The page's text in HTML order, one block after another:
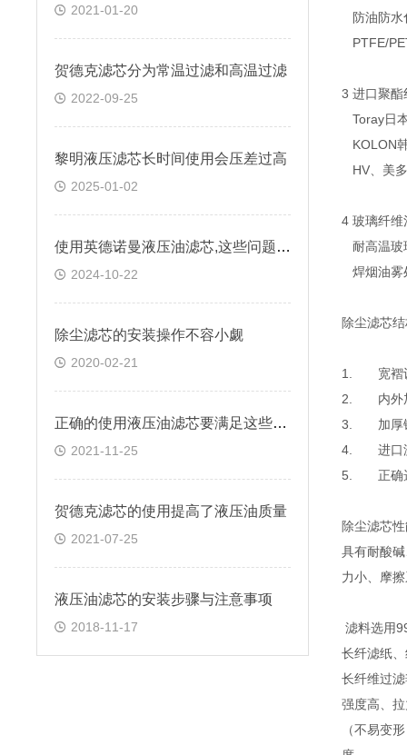
2021-01-20
贺德克滤芯分为常温过滤和高温过滤
2022-09-25
黎明液压滤芯长时间使用会压差过高
2025-01-02
使用英德诺曼液压油滤芯,这些问题你注意了吗？
2024-10-22
除尘滤芯的安装操作不容小觑
2020-02-21
正确的使用液压油滤芯要满足这些要求
2021-11-25
贺德克滤芯的使用提高了液压油质量
2021-07-25
液压油滤芯的安装步骤与注意事项
2018-11-17
防油防水
PTFE/
3 进口聚酯
Toray日
KOLON
HV、美
4 玻璃纤维
耐高温玻
焊烟油雾
除尘滤芯
1. 宽褶设
2. 内外加
3. 加厚镀
4. 进口滤
5. 正确选
除尘滤芯
具有耐酸
力小、摩
滤料选用
长纤滤纸
长纤维过
强度高、
（不易变